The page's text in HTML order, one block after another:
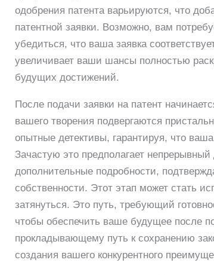
одобрения патента варьируются, что
патентной заявки. Возможно, вам
убедиться, что ваша заявка
увеличивает ваши шансы полностью
будущих достижений.
После подачи заявки на патент
вашего творения подвергаются
опытные детективы, гарантируя, что
Зачастую это предполагает
дополнительные подробности,
собственности. Этот этап может стать
затянуться. Это путь, требующий
чтобы обеспечить ваше будущее после
прокладывающему путь к сохранению
создания вашего конкурентного